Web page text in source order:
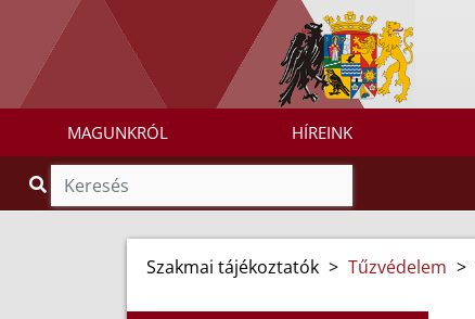
MAGUNKRÓL HÍREINK
Szakmai tájékoztatók > Tűzvédelem >